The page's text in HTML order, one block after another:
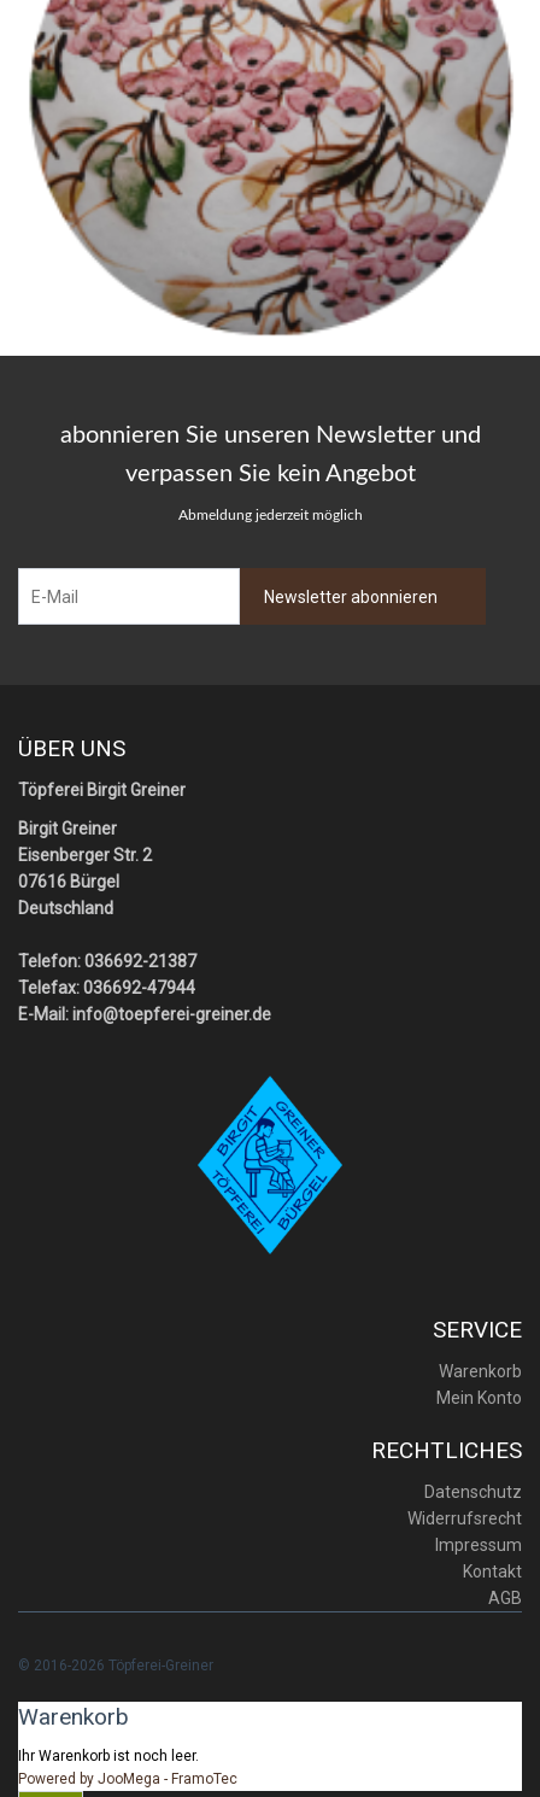
abonnieren Sie unseren Newsletter und
verpassen Sie kein Angebot
Abmeldung jederzeit möglich
ÜBER UNS
Töpferei Birgit Greiner
Birgit Greiner
Eisenberger Str. 2
07616 Bürgel
Deutschland
Telefon: 036692-21387
Telefax: 036692-47944
E-Mail:info@toepferei-greiner.de
SERVICE
Warenkorb
Mein Konto
RECHTLICHES
Datenschutz
Widerrufsrecht
Impressum
Kontakt
AGB
© 2016-2026 Töpferei-Greiner
Warenkorb
Ihr Warenkorb ist noch leer.
Powered by JooMega - FramoTec